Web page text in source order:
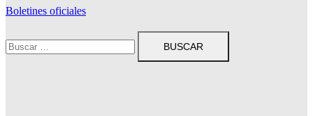
Boletines oficiales
Buscar: